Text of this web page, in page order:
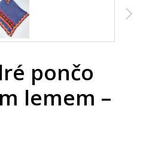
pončo
lemem –